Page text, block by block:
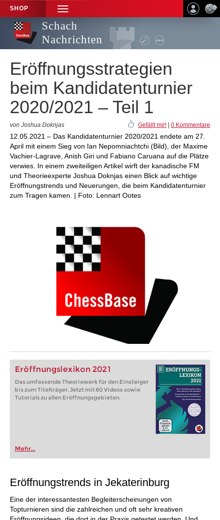
SHOP
TOGGLE
NAVIGATION
Schach
Nachrichten
Eröffnungsstrategien
beim Kandidatenturnier
2020/2021 – Teil 1
von Joshua Doknjas Gefällt mir! 0 Kommentare
12.05.2021 – Das Kandidatenturnier 2020/2021 endete am 27.
April mit einem Sieg von Ian Nepomniachtchi (Bild), der Maxime
Vachier-Lagrave, Anish Giri und Fabiano Caruana auf die Plätze
verwies. In einem zweiteiligen Artikel wirft der kanadische FM
und Theorieexperte Joshua Doknjas einen Blick auf wichtige
Eröffnungstrends und Neuerungen, die beim Kandidatenturnier
zum Tragen kamen. | Foto: Lennart Ootes
Eröffnungslexikon 2021
Das umfassende Theoriewerk für den Einsteiger
bis zum Titelträger. Jetzt mit 60 Videos sowie
Tutorials zu allen Eröffnungsgebieten.
Mehr...
Eröffnungstrends in Jekaterinburg
Eine der interessantesten Begleiterscheinungen von
Topturnieren sind die zahlreichen und oft sehr kreativen